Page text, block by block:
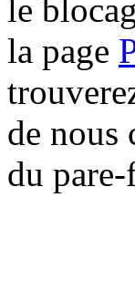
le
la page
de nous
du pare-